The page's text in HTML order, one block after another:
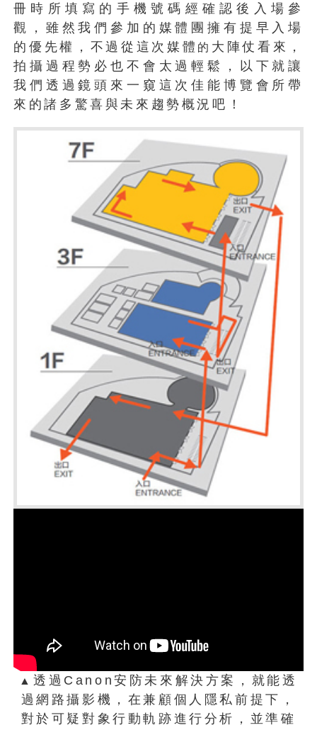
冊時所填寫的手機號碼經確認後入場參
觀，雖然我們參加的媒體團擁有提早入場
的優先權，不過從這次媒體 的 大陣仗看來，
拍攝過程勢必也不會太過輕鬆，以下就讓
我們透過鏡頭來一窺這次佳能博覽會所帶
來的諸多驚喜與未來趨勢概況吧！
動、文化保護、鏡頭體驗
Canon EXPO 2016 Shanghai官方宣
傳影片
Canon EXPO 2016 Shanghai觀展初體驗
▲透過Canon安防未來解決方案，就能透
過網路攝影機，在兼顧個人隱私前提下，
對於可疑對象行動軌跡進行分析，並準確